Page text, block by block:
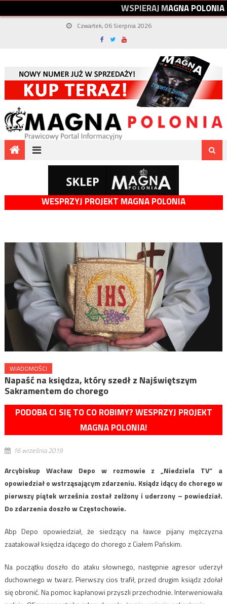
WSPIERAJMAGNAPOLONIA
Czwartek, 06 Sierpnia 2026
WESPRZYJ PROJEKT MAGNA POLONIA
WIADOMOŚCI
Napaść na księdza, który szedł z Najświętszym
Sakramentem do chorego
PODOBA CI SIĘ TO CO ROBIMY? WESPRZYJ PROJEKT
MAGNA POLONIA!
16 września 2019
Arcybiskup Wacław Depo w rozmowie z „Niedziela TV” a
opowiedział o wstrząsającym zdarzeniu. Ksiądz idący do chorego w
pierwszy piątek września został zelżony i uderzony – powiedział.
Do zdarzenia doszło w Częstochowie.
Abp Depo opowiedział, że siedzący na ławce pijany mężczyzna
zaatakował księdza idącego do chorego z Ciałem Pańskim.
Na początku doszło do ataku słownego, następnie agresor uderzył
duchownego w twarz. Pierwszy cios trafił, przed drugim ksiądz zdołał
się obronić. Na pomoc kapłanowi przyszli przechodnie. Interweniowała